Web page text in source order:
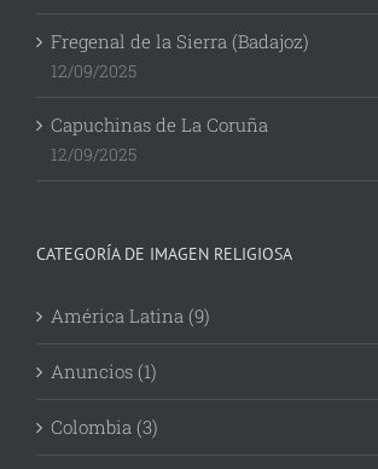
Fregenal de la Sierra (Badajoz)
12/09/2025
Capuchinas de La Coruña
12/09/2025
CATEGORÍA DE IMAGEN RELIGIOSA
América Latina (9)
Anuncios (1)
Colombia (3)